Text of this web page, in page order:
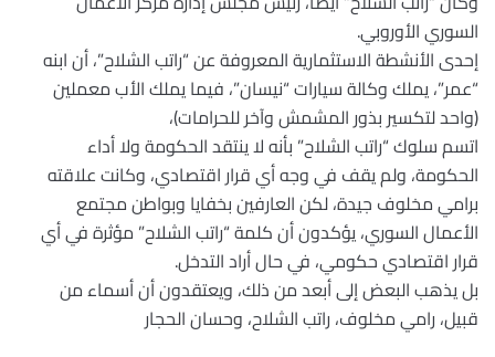
السوري الأوروبي.
إحدى الأنشطة الاستثمارية المعروفة عن “راتب الشلاح”، أن ابنه
“عمر”، يملك وكالة سيارات “نيسان”، فيما يملك الأب معملين
(واحد لتكسير بذور المشمش وآخر للحرامات)،
اتسم سلوك “راتب الشلاح” بأنه لا ينتقد الحكومة ولا أداء
الحكومة، ولم يقف في وجه أي قرار اقتصادي، وكانت علاقته
برامي مخلوف جيدة، لكن العارفين بخفايا وبواطن مجتمع
الأعمال السوري، يؤكدون أن كلمة “راتب الشلاح” مؤثرة في أي
قرار اقتصادي حكومي، في حال أراد التدخل.
بل يذهب البعض إلى أبعد من ذلك، ويعتقدون أن أسماء من
قبيل، رامي مخلوف، راتب الشلاح، وحسان الحجار